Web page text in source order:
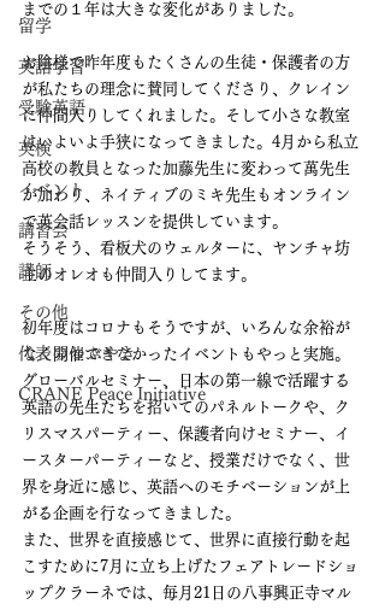
留学
英語学習
受験英語
英検
イベント
講習会
講師
その他
代表のつぶやき
CRANE Peace Initiative
までの１年は大きな変化がありました。
お陰様で昨年度もたくさんの生徒・保護者の方
が私たちの理念に賛同してくださり、クレイン
に仲間入りしてくれました。そして小さな教室
はいよいよ手狭になってきました。4月から私立
高校の教員となった加藤先生に変わって萬先生
が加わり、ネイティブのミキ先生もオンライン
で英会話レッスンを提供しています。
そうそう、看板犬のウェルターに、ヤンチャ坊
主のオレオも仲間入りしてます。
初年度はコロナもそうですが、いろんな余裕が
なく開催できなかったイベントもやっと実施。
グローバルセミナー、日本の第一線で活躍する
英語の先生たちを招いてのパネルトークや、ク
リスマスパーティー、保護者向けセミナー、イ
ースターパーティーなど、授業だけでなく、世
界を身近に感じ、英語へのモチベーションが上
がる企画を行なってきました。
また、世界を直接感じて、世界に直接行動を起
こすために7月に立ち上げたフェアトレードショ
ップクラーネでは、毎月21日の八事興正寺マル